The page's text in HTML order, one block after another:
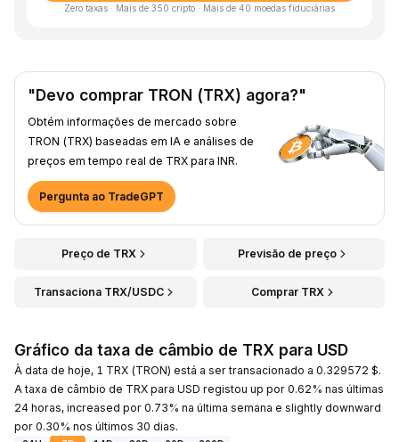
Zero taxas · Mais de 350 cripto · Mais de 40 moedas fiduciárias
"Devo comprar TRON (TRX) agora?"
Obtém informações de mercado sobre
TRON (TRX) baseadas em IA e análises de
preços em tempo real de TRX para INR.
Pergunta ao TradeGPT
Preço de TRX Previsão de preço
Transaciona TRX/USDC Comprar TRX
Gráfico da taxa de câmbio de TRX para USD
À data de hoje, 1 TRX (TRON) está a ser transacionado a 0.329572 $.
A taxa de câmbio de TRX para USD registou up por 0.62% nas últimas
24 horas, increased por 0.73% na última semana e slightly downward
por 0.30% nos últimos 30 dias.